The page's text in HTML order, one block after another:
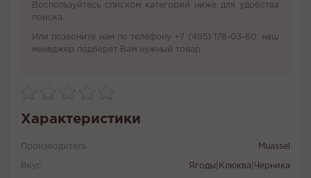
Воспользуйтесь списком категорий ниже для удобства
поиска.
Или позвоните нам по телефону +7 (495) 178-03-60, наш
менеджер подберет Вам нужный товар.
Характеристики
Производитель Muassel
Вкус Ягоды|Клюква|Черника